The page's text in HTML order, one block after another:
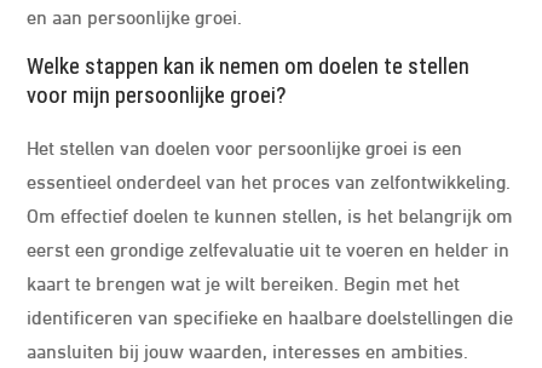
en aan persoonlijke groei.
Welke stappen kan ik nemen om doelen te stellen
voor mijn persoonlijke groei?
Het stellen van doelen voor persoonlijke groei is een
essentieel onderdeel van het proces van zelfontwikkeling.
Om effectief doelen te kunnen stellen, is het belangrijk om
eerst een grondige zelfevaluatie uit te voeren en helder in
kaart te brengen wat je wilt bereiken. Begin met het
identificeren van specifieke en haalbare doelstellingen die
aansluiten bij jouw waarden, interesses en ambities.